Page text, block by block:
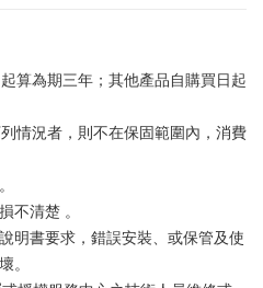
算為期三年；其他產品自購買日起
情況者，則不在保固範圍內，消費
不清楚 。
明書要求，錯誤安裝、或保管及使
。